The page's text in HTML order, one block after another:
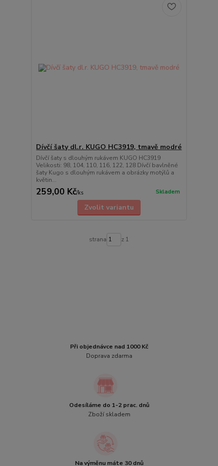
Dívčí šaty dl.r. KUGO HC3919, tmavě modré
Dívčí šaty s dlouhým rukávem KUGO HC3919
Velikosti: 98, 104, 110, 116, 122, 128 Dívčí bavlněné
šaty Kugo s dlouhým rukávem a obrázky motýlů a
květin...
259,00 Kč/ks Skladem
Zvolit variantu
strana z 1
Při objednávce nad 1000 Kč
Doprava zdarma
Odesíláme do 1-2 prac. dnů
Zboží skladem
Na výměnu máte 30 dnů